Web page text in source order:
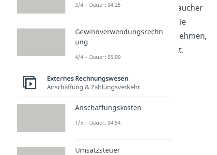
Betrag, der für den Endverbraucher
angefallen ist – er zahlt also die
Umsatzsteuer für das Unternehmen,
die Fabrik und den Handel mit.
3/4 – Dauer: 04:25
Gewinnverwendungsrechn
ung
4/4 – Dauer: 05:00
Externes Rechnungswesen
Anschaffung & Zahlungsverkehr
Anschaffungskosten
1/5 – Dauer: 04:54
Umsatzsteuer